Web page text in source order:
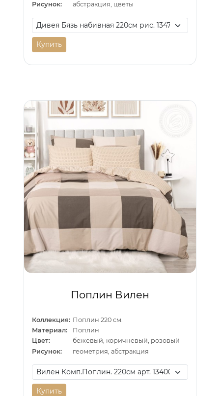
Рисунок:
абстракция, цветы
Купить
Поплин Вилен
Коллекция: Поплин 220 см.
Материал:
Поплин
Цвет:
бежевый, коричневый, розовый
Рисунок:
геометрия, абстракция
Купить